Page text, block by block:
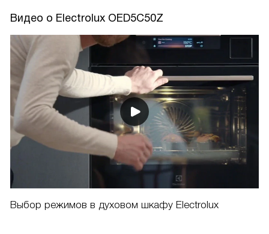
Видео о Electrolux OED5C50Z
Выбор режимов в духовом шкафу Electrolux